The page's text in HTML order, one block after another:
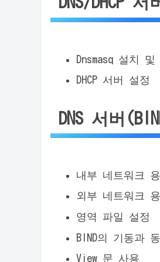
Dnsmasq 설치 및
DHCP 서버 설정
DNS 서버
내부 네트워크
외부 네트워크
영역 파일 설정
BIND의 기동과
View 문 사용